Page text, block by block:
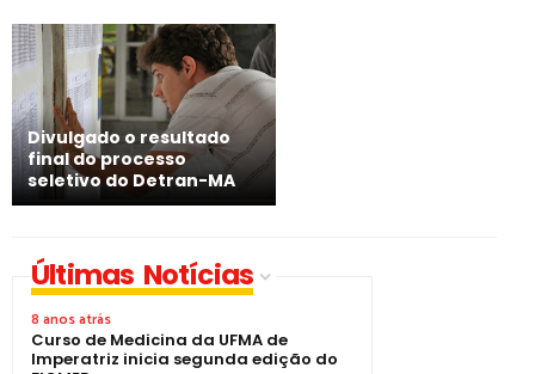
Divulgado o resultado
final do processo
seletivo do Detran-MA
Últimas Notícias
8 anos atrás
Curso de Medicina da UFMA de
Imperatriz inicia segunda edição do